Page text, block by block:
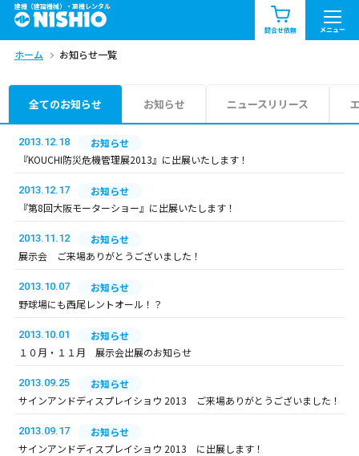
建機（建設機械）・重機レンタル
問合せ依頼 メニュー
商品一覧 お知らせ一覧
問合せ依頼リスト
エリア情報を見る
ホーム お知らせ一覧
全てのお知らせ お知らせ ニュースリリース
2013.12.18
お知らせ
『KOUCHI防災危機管理展2013』に出展いたします！
2013.12.17
お知らせ
『第8回大阪モーターショー』に出展いたします！
2013.11.12
お知らせ
展示会 ご来場ありがとうございました！
2013.10.07
お知らせ
野球場にも西尾レントオール！？
2013.10.01
お知らせ
１０月・１１月 展示会出展のお知らせ
2013.09.25
お知らせ
サインアンドディスプレイショウ 2013 ご来場ありがとうございました！
2013.09.17
お知らせ
サインアンドディスプレイショウ 2013 に出展します！